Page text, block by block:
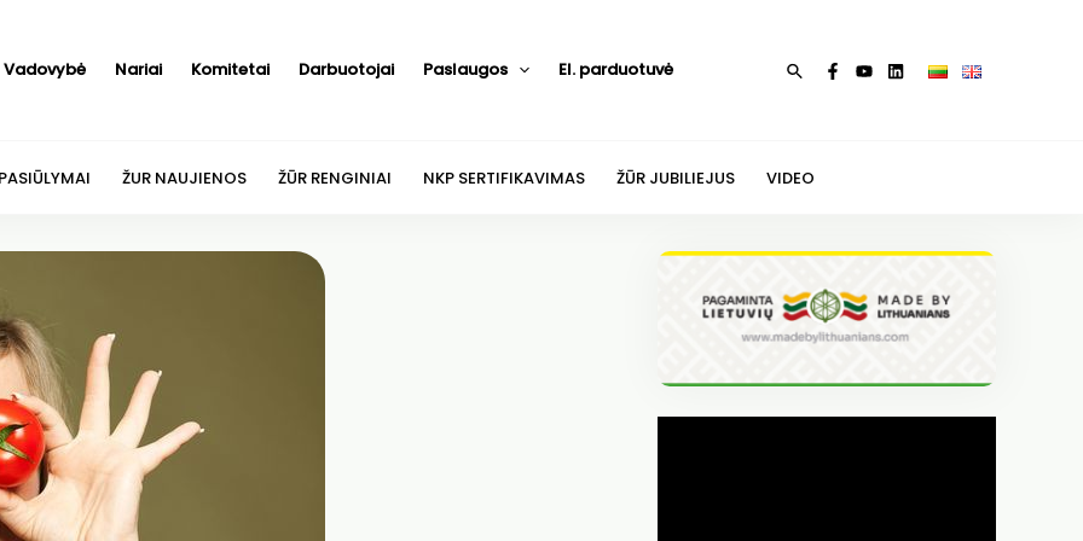
Vadovybė Nariai Komitetai Darbuotojai Paslaugos El. parduotuvė Paieška
ŽUR NAUJIENOS ŽŪR RENGINIAI NKP SERTIFIKAVIMAS ŽŪR JUBILIEJUS VIDEO